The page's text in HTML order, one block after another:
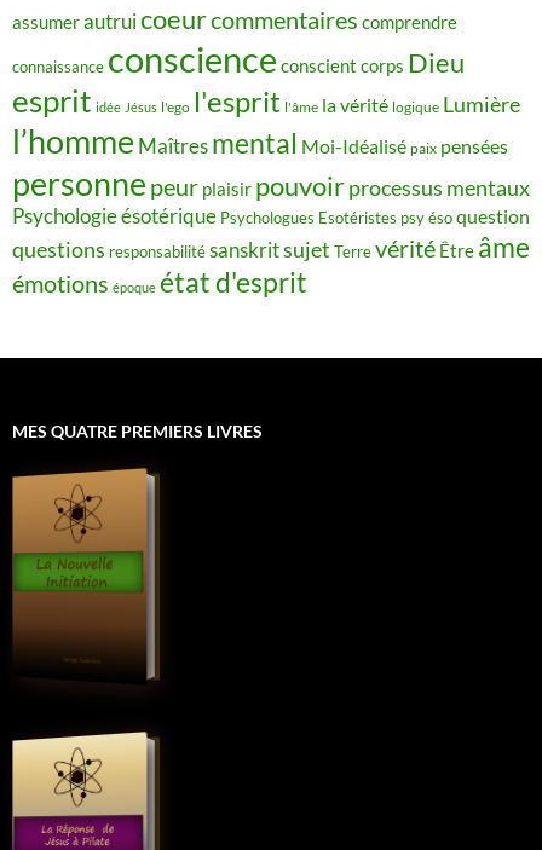
assumerautruicoeurcommentaires comprendre
connaissance conscience conscient corps Dieu
esprit idée Jésus l'ego l'esprit l'âme la vérité logique Lumière
l’homme Maîtres mental Moi-Idéalisé paix pensées
personne peur plaisir pouvoirprocessus mentaux
Psychologie ésotérique Psychologues Esotéristes psy ésoquestion
questions responsabilitésanskritsujet Terrevérité Être âme
émotions époque état d'esprit
MES QUATRE PREMIERS LIVRES